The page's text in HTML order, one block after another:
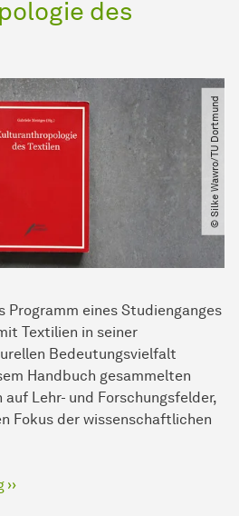
des
© Silke Wawro​/​TU Dortmund
eines Studienganges
Textilien in seiner
Bedeutungsvielfalt
Handbuch gesammelten
Lehr- und Forschungsfelder,
Fokus der wissenschaftlichen